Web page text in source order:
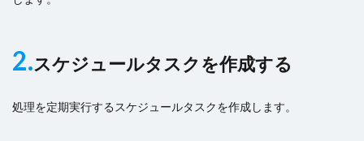
2.スケジュールタスクを作成する
処理を定期実行するスケジュールタスクを作成します。